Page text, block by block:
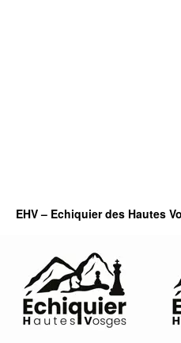
EHV – Echiquier des Hautes